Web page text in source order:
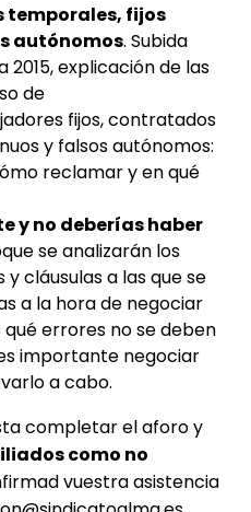
temporales, fijos
autónomos. Subida
explicación de las
de
fijos, contratados
y falsos autónomos:
reclamar y en qué
y no deberías haber
se analizarán los
cláusulas a las que se
a la hora de negociar
errores no se deben
importante negociar
a cabo.
completar el aforo y
como no
vuestra asistencia